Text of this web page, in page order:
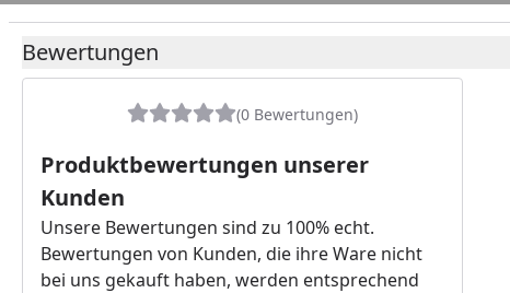
Bewertungen
(0 Bewertungen)
Produktbewertungen unserer
Kunden
Unsere Bewertungen sind zu 100% echt.
Bewertungen von Kunden, die ihre Ware nicht
bei uns gekauft haben, werden entsprechend